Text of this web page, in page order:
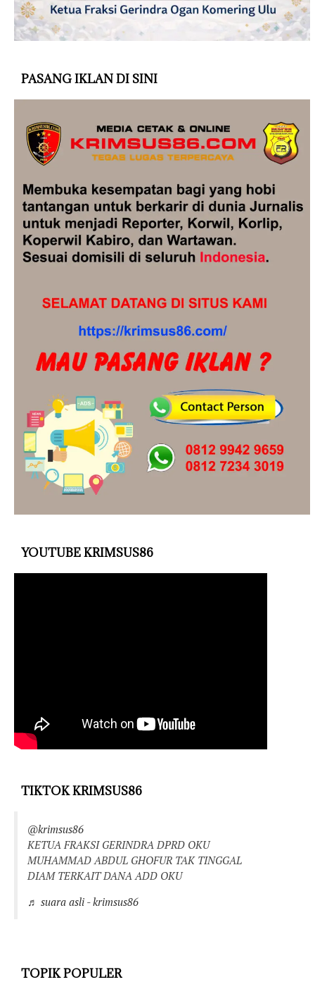
PASANG IKLAN DI SINI
YOUTUBE KRIMSUS86
TIKTOK KRIMSUS86
@krimsus86
KETUA FRAKSI GERINDRA DPRD OKU
MUHAMMAD ABDUL GHOFUR TAK TINGGAL
DIAM TERKAIT DANA ADD OKU
♬ suara asli - krimsus86
TOPIK POPULER